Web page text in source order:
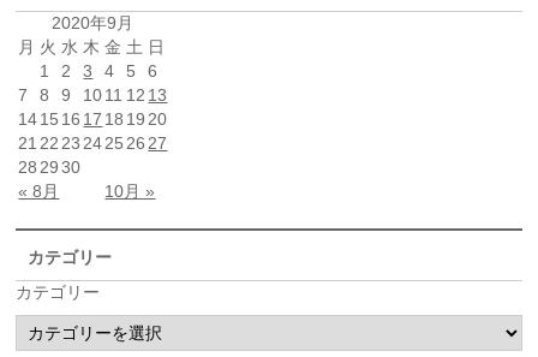
2020年9月
月 火 水 木 金 土 日
« 8月 10月 »
1 2 3 4 5
6
7
8 9 1011 12 13
1415 16 17 18 19 20
21 22 23 2425 26 27
28 29 30
カテゴリー
カテゴリー